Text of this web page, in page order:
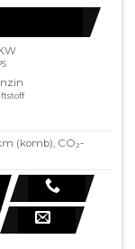
(komb), CO₂-